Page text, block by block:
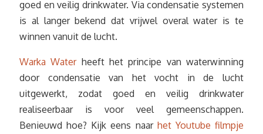
goed en veilig drinkwater. Via condensatie systemen
is al langer bekend dat vrijwel overal water is te
winnen vanuit de lucht.
Warka Waterheeft het principe van waterwinning
door condensatie van het vocht in de lucht
uitgewerkt, zodat goed en veilig drinkwater
realiseerbaar is voor veel gemeenschappen.
Benieuwd hoe? Kijk eens naar het Youtube filmpje